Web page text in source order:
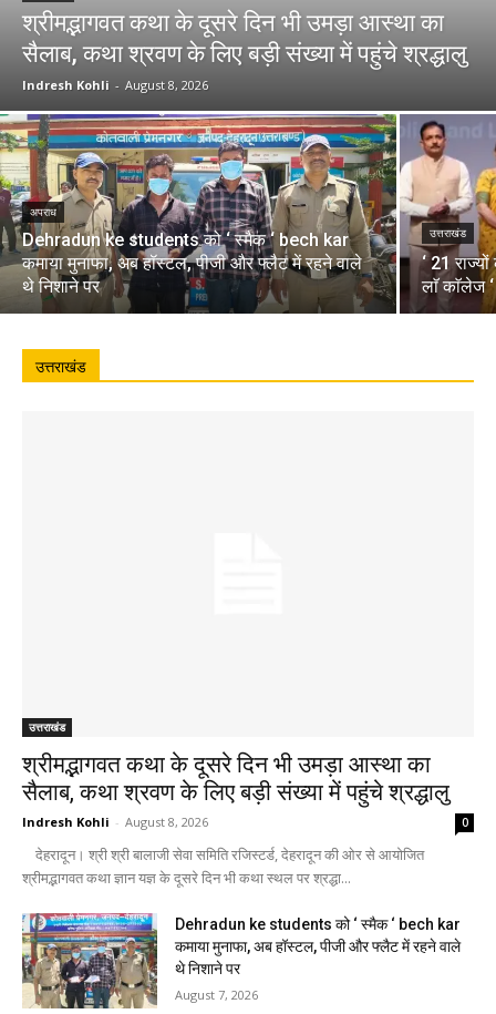
श्रीमद्भागवत कथा के दूसरे दिन भी उमड़ा आस्था का
सैलाब, कथा श्रवण के लिए बड़ी संख्या में पहुंचे श्रद्धालु
Indresh Kohli - August 8, 2026
अपराध
Dehradun ke students को ‘ स्मैक ‘ bech kar
कमाया मुनाफा, अब हॉस्टल, पीजी और फ्लैट में रहने वाले
थे निशाने पर
उत्तराखंड
‘ 21
लाॅ काॅलेज
उत्तराखंड
उत्तराखंड
श्रीमद्भागवत कथा के दूसरे दिन भी उमड़ा आस्था का
सैलाब, कथा श्रवण के लिए बड़ी संख्या में पहुंचे श्रद्धालु
Indresh Kohli - August 8, 2026 0
देहरादून। श्री श्री बालाजी सेवा समिति रजिस्टर्ड, देहरादून की ओर से आयोजित
श्रीमद्भागवत कथा ज्ञान यज्ञ के दूसरे दिन भी कथा स्थल पर श्रद्धा...
Dehradun ke students को ‘ स्मैक ‘ bech kar
कमाया मुनाफा, अब हॉस्टल, पीजी और फ्लैट में रहने वाले
थे निशाने पर
August 7, 2026